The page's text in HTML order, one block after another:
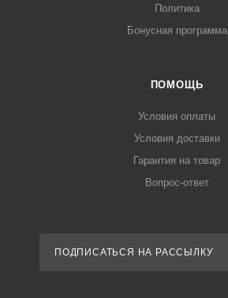
Политика
Бонусная программа
ПОМОЩЬ
Условия оплаты
Условия доставки
Гарантия на товар
Вопрос-ответ
ПОДПИСАТЬСЯ НА РАССЫЛКУ